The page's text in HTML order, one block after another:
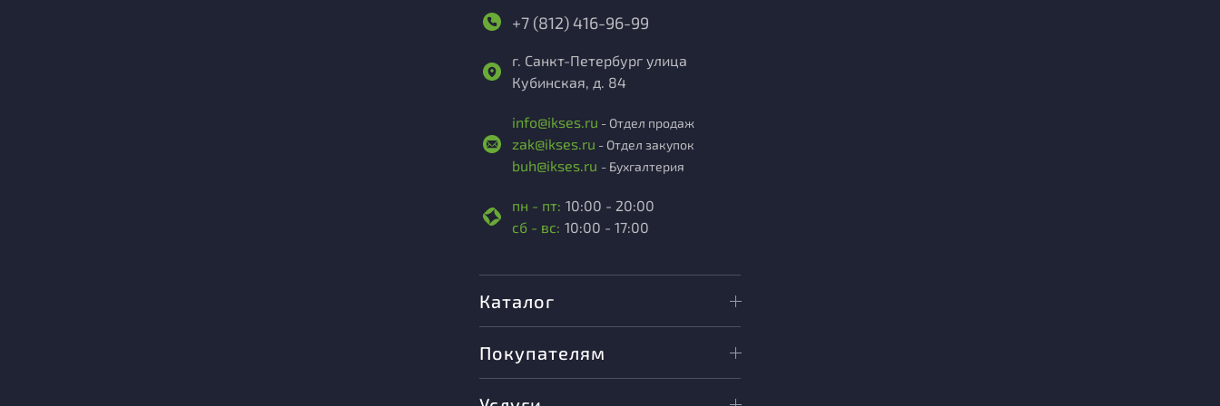
+7 (812) 416-96-99
г. Санкт-Петербург улица
Кубинская, д. 84
info@ikses.ru - Отдел продаж
zak@ikses.ru - Отдел закупок
buh@ikses.ru - Бухгалтерия
пн - пт: 10:00 - 20:00
сб - вс: 10:00 - 17:00
Каталог
Покупателям